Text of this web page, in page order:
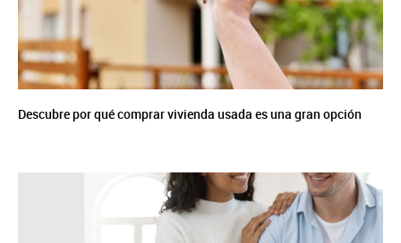
Descubre por qué comprar vivienda usada es una gran opción